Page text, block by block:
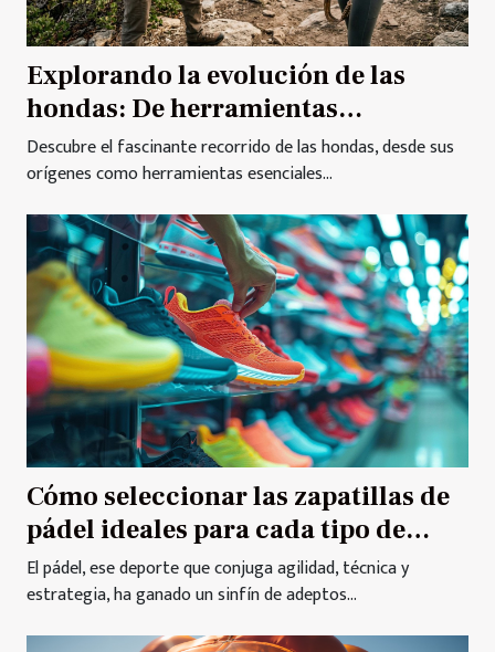
Explorando la evolución de las
hondas: De herramientas
primitivas a equipos de precisión
Descubre el fascinante recorrido de las hondas, desde sus
orígenes como herramientas esenciales...
Cómo seleccionar las zapatillas de
pádel ideales para cada tipo de
jugador
El pádel, ese deporte que conjuga agilidad, técnica y
estrategia, ha ganado un sinfín de adeptos...